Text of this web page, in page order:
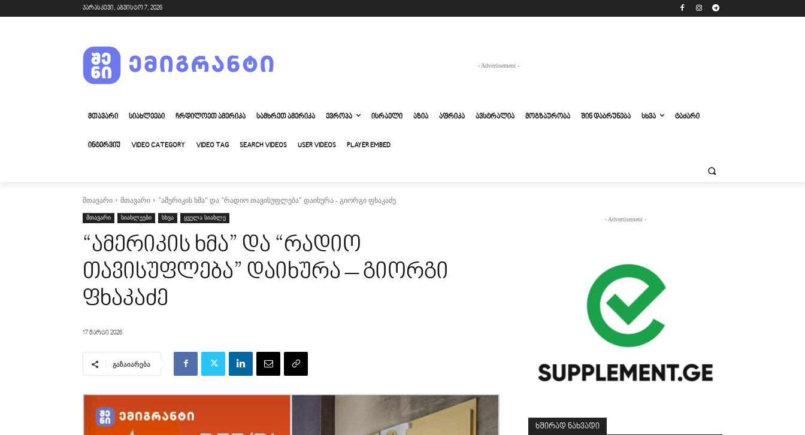
პარასკევი, აგვისტო 7, 2026
- Advertisement -
ᲛᲗᲐᲕᲐᲠᲘ ᲡᲘᲐᲮᲚᲔᲔᲑᲘ ᲩᲠᲓᲘᲚᲝᲔᲗ ᲐᲛᲔᲠᲘᲙᲐ ᲡᲐᲛᲮᲠᲔᲗ ᲐᲛᲔᲠᲘᲙᲐ ᲔᲕᲠᲝᲞᲐ ᲘᲡᲠᲐᲔᲚᲘ ᲐᲖᲘᲐ ᲐᲤᲠᲘᲙᲐ ᲐᲕᲡᲢᲠᲐᲚᲘᲐ ᲛᲝᲒᲖᲐᲣᲠᲝᲑᲐ ᲨᲘᲜ ᲓᲐᲑᲠᲣᲜᲔᲑᲐ ᲡᲮᲕᲐ ᲢᲐᲫᲐᲠᲘ
ᲘᲜᲢᲔᲠᲕᲘᲣ VIDEO CATEGORY VIDEO TAG SEARCH VIDEOS USER VIDEOS PLAYER EMBED
მთავარი მთავარი "ამერიკის ხმა" და "რადიო თავისუფლება" დაიხურა - გიორგი ფხაკაძე
მთავარი სიახლეები სხვა ყველა სიახლე
“ამერიკის ხმა” და “რადიო
თავისუფლება” დაიხურა – გიორგი
ფხაკაძე
17 მარტი 2026
გაზაიარება
- Advertisement -
ᲮᲨᲘᲠᲐᲓ ᲜᲐᲮᲕᲐᲓᲘ